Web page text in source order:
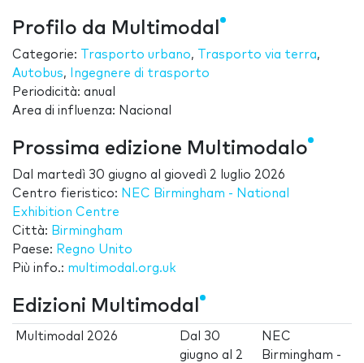
Profilo da Multimodal
Categorie: Trasporto urbano, Trasporto via terra,
Autobus,
Ingegnere di trasporto
Periodicità: anual
Area di influenza: Nacional
Prossima edizione Multimodalo
Dal martedì 30 giugno al giovedì 2 luglio 2026
Centro fieristico: NEC Birmingham - National
Exhibition Centre
Città: Birmingham
Paese: Regno Unito
Più info.: multimodal.org.uk
Edizioni Multimodal
Multimodal 2026 Dal 30
giugno al 2
NEC
Birmingham -